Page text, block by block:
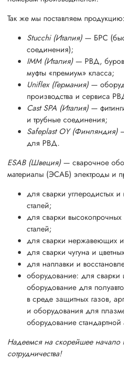
Так же мы поставляем продукцию:
Stucchi (Италия)— БРС
соединения);
IMM (Италия)— РВД,
муфты «премиум» класса;
Uniflex (Германия)—
производства и сервиса
Cast SPA (Италия)—
и трубные соединения;
Safeplast OY (Финляндия)—
для РВД.
ESAB (Швеция)— cварочное
материалы (ЭСАБ) электроды и
для сварки углеродистых
сталей;
для сварки высокопрочных
сталей;
для сварки нержавеющих
для сварки чугуна и
для наплавки и
оборудование: для сварки
оборудование для
в среде защитных газов,
и оборудования для
оборудование стандартной
Надеемся на скорейшее начало
сотрудничества!